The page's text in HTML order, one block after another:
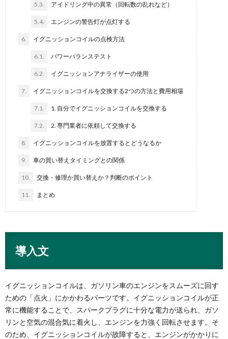
5.3. アイドリング中の異常（回転数の乱れなど）
5.4. エンジンの警告灯が点灯する
6. イグニッションコイルの点検方法
6.1. パワーバランステスト
6.2. イグニッションアナライザーの使用
7. イグニッションコイルを交換する2つの方法と費用相場
7.1. 1. 自分でイグニッションコイルを交換する
7.2. 2. 専門業者に依頼して交換する
8. イグニッションコイルを放置するとどうなるか
9. 車の買い替えタイミングとの関係
10. 交換・修理か買い替えか？判断のポイント
11. まとめ
導入文
イグニッションコイルは、ガソリン車のエンジンをスムーズに回す
ための「点火」にかかわるパーツです。イグニッションコイルが正
常に機能することで、スパークプラグに十分な電力が送られ、ガソ
リンと空気の混合気に着火し、エンジンを力強く回転させます。そ
のため、イグニッションコイルが故障すると、エンジンがかかりに